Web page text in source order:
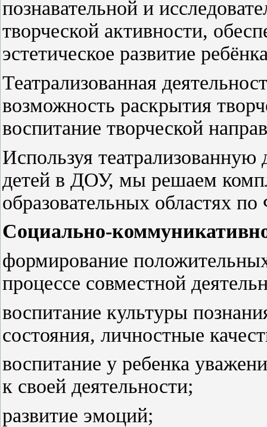
познавательной и
творческой активности,
эстетическое развитие
Театрализованная
возможность раскрытия
воспитание творческой
Используя театрализованную
детей в ДОУ, мы решаем
образовательных областях
Социально-
формирование
процессе совместной
воспитание культуры
состояния, личностные
воспитание у ребенка
к своей деятельности;
развитие эмоций;